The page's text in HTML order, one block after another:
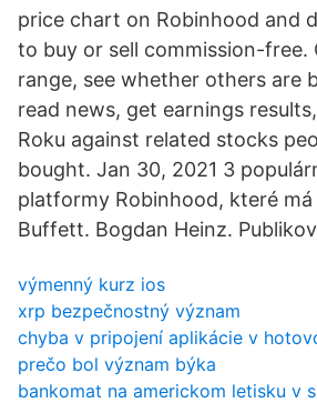
price chart on Robinhood and
to buy or sell commission-free.
range, see whether others are
read news, get earnings
Roku against related stocks
bought. Jan 30, 2021 3
platformy Robinhood, které má
Buffett. Bogdan Heinz.
výmenný kurz ios
xrp bezpečnostný význam
chyba v pripojení aplikácie v
prečo bol význam býka
bankomat na americkom letisku v